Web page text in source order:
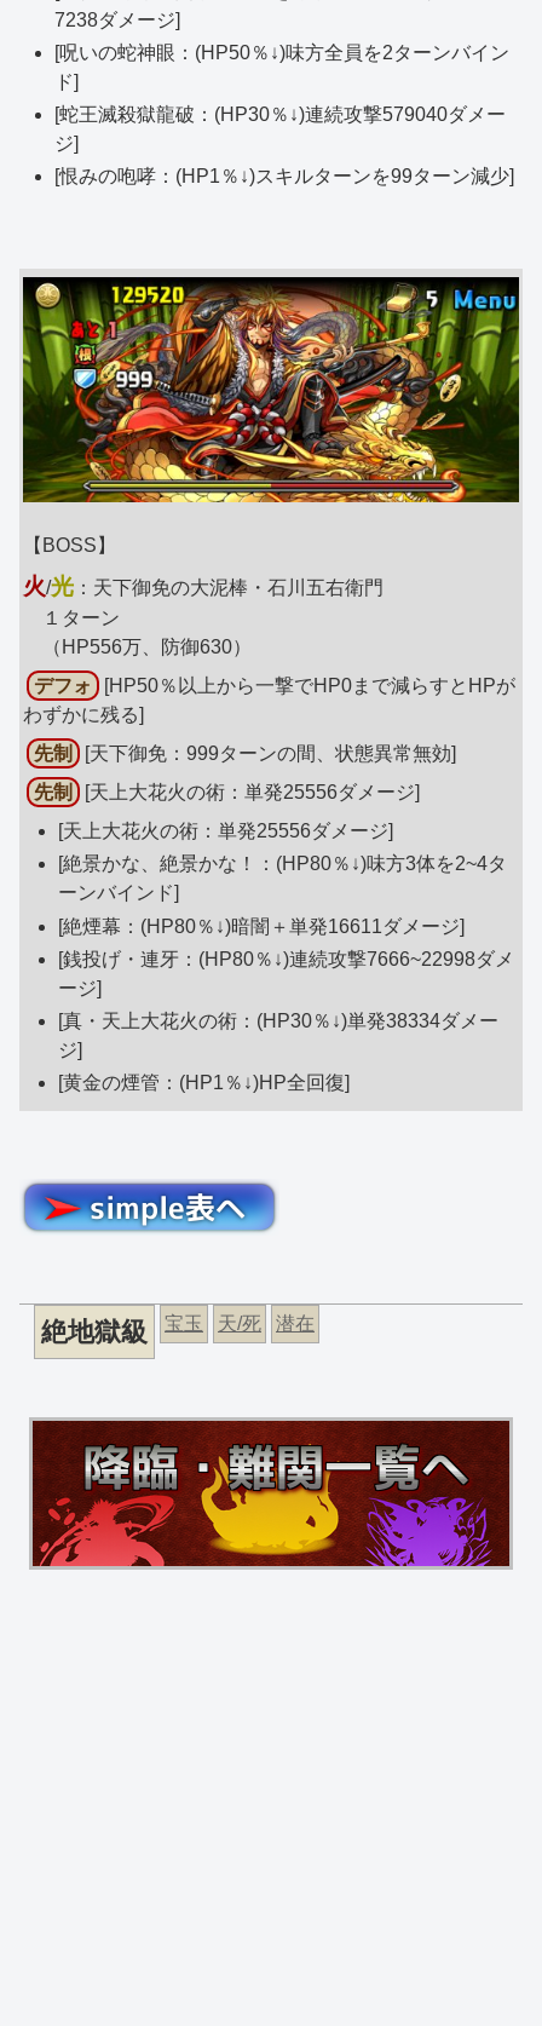
7238ダメージ]
[呪いの蛇神眼：(HP50％↓)味方全員を2ターンバイン
ド]
[蛇王滅殺獄龍破：(HP30％↓)連続攻撃579040ダメー
ジ]
[恨みの咆哮：(HP1％↓)スキルターンを99ターン減少]
【BOSS】
火/光 ：天下御免の大泥棒・石川五右衛門
１ターン
（HP556万、防御630）
デフォ
[HP50％以上から一撃でHP0まで減らすとHPが
わずかに残る]
先制
[天下御免：999ターンの間、状態異常無効]
先制
[天上大花火の術：単発25556ダメージ]
[天上大花火の術：単発25556ダメージ]
[絶景かな、絶景かな！：(HP80％↓)味方3体を2~4タ
ーンバインド]
[絶煙幕：(HP80％↓)暗闇＋単発16611ダメージ]
[銭投げ・連牙：(HP80％↓)連続攻撃7666~22998ダメ
ージ]
[真・天上大花火の術：(HP30％↓)単発38334ダメー
ジ]
[黄金の煙管：(HP1％↓)HP全回復]
絶地獄級 宝玉 天/死 潜在